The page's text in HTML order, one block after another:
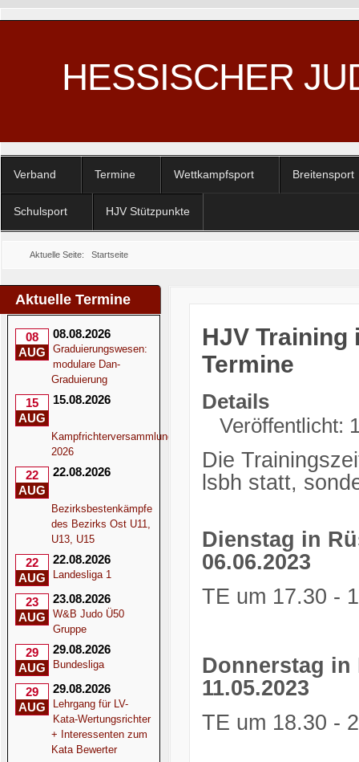
HESSISCHER
Verband Termine Wettkampfsport Breitensport
Schulsport HJV Stützpunkte
Aktuelle Seite: Startseite
Aktuelle Termine
08
AUG
08.08.2026
Graduierungswesen:
modulare Dan-
Graduierung
15
AUG
15.08.2026
Kampfrichterversammlung
2026
22
AUG
22.08.2026
Bezirksbestenkämpfe
des Bezirks Ost U11,
U13, U15
22
AUG
22.08.2026
Landesliga 1
23
AUG
23.08.2026
W&B Judo Ü50
Gruppe
29
AUG
29.08.2026
Bundesliga
29
AUG
29.08.2026
Lehrgang für LV-
Kata-Wertungsrichter
+ Interessenten zum
Kata Bewerter
HJV Training
Termine
Details
Veröffentlicht:
Die
lsbh statt,
Dienstag in
06.06.2023
TE um 17.30 -
Donnerstag in
11.05.2023
TE um 18.30 -